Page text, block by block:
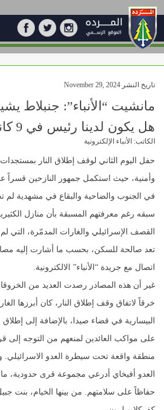
تاريخ النشر November 29, 2024
مانشيت “الأنباء”: جنبلاط
هل يكون لدينا رئيس في 9 كانون الثاني؟
الكاتب: الأنباء الإلكترونية
حفل اليوم الثاني لوقف إطلاق النار
وأمنية، حيث استكمل جمهور النازحين قسراً
في الجنوب والضاحية والبقاع في مشهدية لم
سبقه رغم معرفتهم المسبقة بأن منازل
القصف الإسرائيلي والغارات المدمّرة، التي لم
تعد صالحة للسكن، بحسب ما أشارت إليه
اتصال مع جريدة “الأنباء” الالكترونية.
غير أن هذه المصادر رصدت العديد من الخروقات
خرقاً لاتفاق وقف إطلاق النار، كان أبرزها
البيسارية في قضاء صيدا، بالإضافة إلى
على مواكب العائدين لمنعهم من التوجه إلى
منطقة واقعة تحت سيطرة العدو
العدو أفيخاي أدرعي مجموعة قرى حدودية،
حفاظاً على سلامتهم. من بينها الخيام، بنت